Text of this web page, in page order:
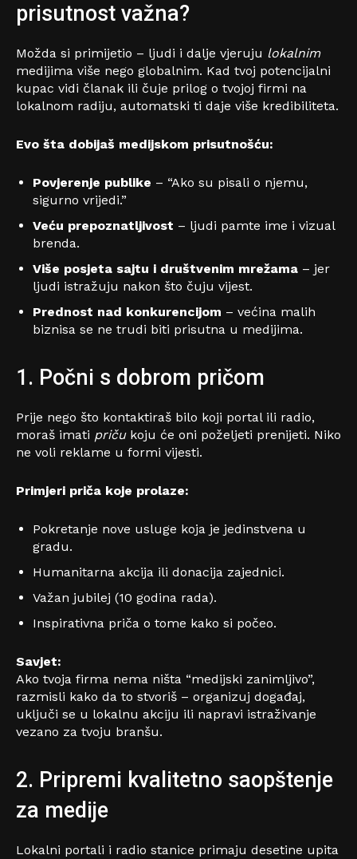
prisutnost važna?
Možda si primijetio – ljudi i dalje vjeruju lokalnim
medijima više nego globalnim. Kad tvoj potencijalni
kupac vidi članak ili čuje prilog o tvojoj firmi na
lokalnom radiju, automatski ti daje više kredibiliteta.
Evo šta dobijaš medijskom prisutnošću:
Povjerenje publike – “Ako su pisali o njemu,
sigurno vrijedi.”
Veću prepoznatljivost – ljudi pamte ime i vizual
brenda.
Više posjeta sajtu i društvenim mrežama – jer
ljudi istražuju nakon što čuju vijest.
Prednost nad konkurencijom – većina malih
biznisa se ne trudi biti prisutna u medijima.
1. Počni s dobrom pričom
Prije nego što kontaktiraš bilo koji portal ili radio,
moraš imati pričukoju će oni poželjeti prenijeti. Niko
ne voli reklame u formi vijesti.
Primjeri priča koje prolaze:
Pokretanje nove usluge koja je jedinstvena u
gradu.
Humanitarna akcija ili donacija zajednici.
Važan jubilej (10 godina rada).
Inspirativna priča o tome kako si počeo.
Savjet:
Ako tvoja firma nema ništa “medijski zanimljivo”,
razmisli kako da to stvoriš – organizuj događaj,
uključi se u lokalnu akciju ili napravi istraživanje
vezano za tvoju branšu.
2. Pripremi kvalitetno saopštenje
za medije
Lokalni portali i radio stanice primaju desetine upita